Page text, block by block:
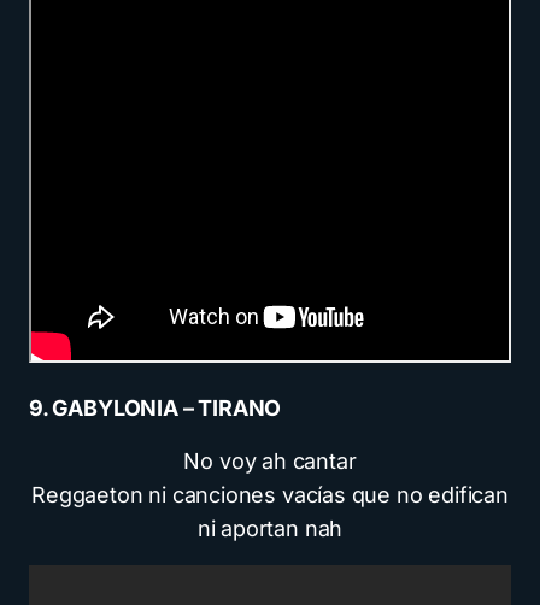
9. GABYLONIA – TIRANO
No voy ah cantar
Reggaeton ni canciones vacías que no edifican
ni aportan nah